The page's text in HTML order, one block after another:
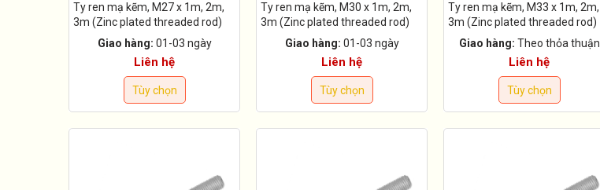
Ty ren mạ kẽm, M27 x 1m, 2m,
3m (Zinc plated threaded rod)
Giao hàng: 01-03 ngày
Liên hệ
Tùy chọn
Ty ren mạ kẽm, M30 x 1m, 2m,
3m (Zinc plated threaded rod)
Giao hàng: 01-03 ngày
Liên hệ
Tùy chọn
Ty ren mạ kẽm, M33 x 1m, 2m,
3m (Zinc plated threaded rod)
Giao hàng: Theo thỏa thuận
Liên hệ
Tùy chọn